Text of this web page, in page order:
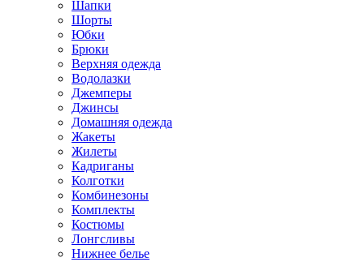
Шапки
Шорты
Юбки
Брюки
Верхняя одежда
Водолазки
Джемперы
Джинсы
Домашняя одежда
Жакеты
Жилеты
Кадриганы
Колготки
Комбинезоны
Комплекты
Костюмы
Лонгсливы
Нижнее белье